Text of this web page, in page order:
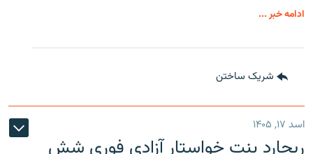
ادامه خبر ...
شریک ساختن
اسد ۱۷, ۱۴۰۵